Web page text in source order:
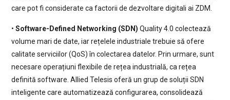
care pot fi considerate ca factorii de dezvoltare digitali ai ZDM.
• Software-Defined Networking (SDN) Quality 4.0 colectează
volume mari de date, iar rețelele industriale trebuie să ofere
calitate serviciilor (QoS) în colectarea datelor. Prin urmare, sunt
necesare operațiuni flexibile de rețea industrială, ca rețea
definită software. Allied Telesis oferă un grup de soluții SDN
inteligente care automatizează configurarea, consolidează